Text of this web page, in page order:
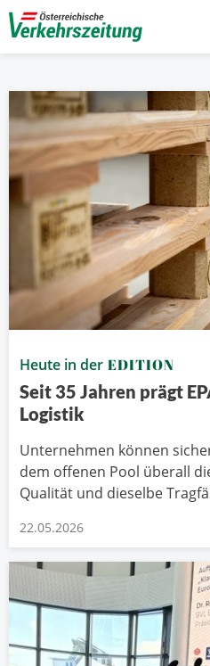
Heute in der EDITION
Seit 35 Jahren prägt
Logistik
Unternehmen können
dem offenen Pool überall
Qualität und dieselbe
22.05.2026